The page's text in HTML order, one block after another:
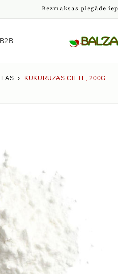
Bezmaksas piegāde
B2B
› KUKURŪZAS CIETE, 200G